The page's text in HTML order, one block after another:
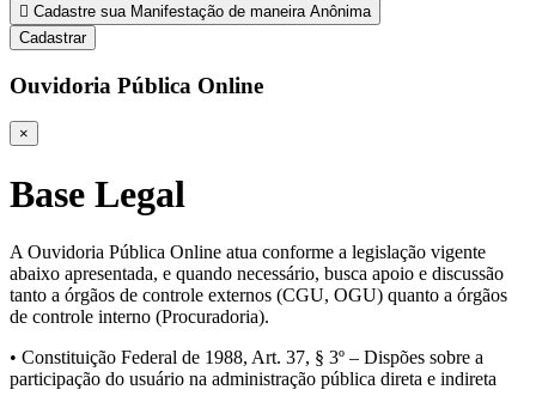
Cadastre sua Manifestação de maneira Anônima
Cadastrar
Ouvidoria Pública Online
×
Base Legal
A Ouvidoria Pública Online atua conforme a legislação vigente
abaixo apresentada, e quando necessário, busca apoio e discussão
tanto a órgãos de controle externos (CGU, OGU) quanto a órgãos
de controle interno (Procuradoria).
• Constituição Federal de 1988, Art. 37, § 3º – Dispões sobre a
participação do usuário na administração pública direta e indireta